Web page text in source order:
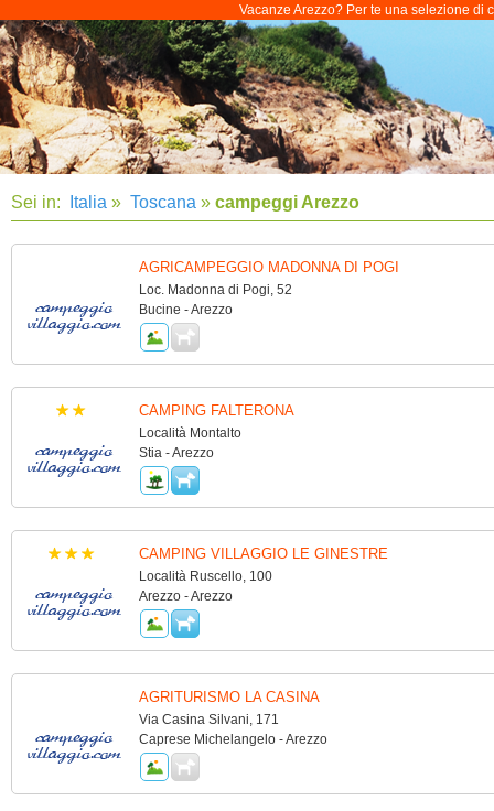
Vacanze Arezzo? Per te una selezione
Sei in: Italia » Toscana » campeggi Arezzo
AGRICAMPEGGIO MADONNA DI POGI
Loc. Madonna di Pogi, 52
Bucine - Arezzo
CAMPING FALTERONA
Località Montalto
Stia - Arezzo
CAMPING VILLAGGIO LE GINESTRE
Località Ruscello, 100
Arezzo - Arezzo
AGRITURISMO LA CASINA
Via Casina Silvani, 171
Caprese Michelangelo - Arezzo